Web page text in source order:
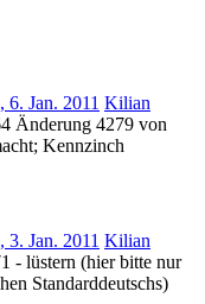
6. Jan. 2011 Kilian
Änderung 4279 von
Kennzinch
3. Jan. 2011 Kilian
- lüstern (hier bitte nur
Standarddeutschs)